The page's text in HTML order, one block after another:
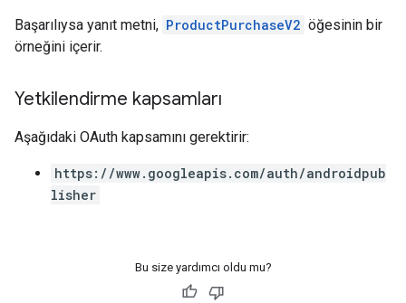
Başarılıysa yanıt metni, ProductPurchaseV2 öğesinin bir
örneğini içerir.
Yetkilendirme kapsamları
Aşağıdaki OAuth kapsamını gerektirir:
https://www.googleapis.com/auth/androidpub
lisher
Bu size yardımcı oldu mu?